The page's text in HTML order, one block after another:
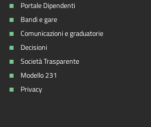
Portale Dipendenti
Bandi e gare
Comunicazioni e graduatorie
Decisioni
Società Trasparente
Modello 231
Privacy